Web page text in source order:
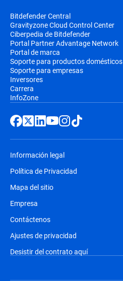
Bitdefender Central
Gravityzone Cloud Control Center
Ciberpedia de Bitdefender
Portal Partner Advantage Network
Portal de marca
Soporte para productos domésticos
Soporte para empresas
Inversores
Carrera
InfoZone
Información legal
Política de Privacidad
Mapa del sitio
Empresa
Contáctenos
Ajustes de privacidad
Desistir del contrato aquí